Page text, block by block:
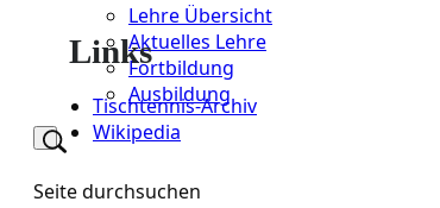
Lehre Übersicht
Aktuelles Lehre
Fortbildung
Ausbildung
Seite durchsuchen
Links
Tischtennis-Archiv
Wikipedia